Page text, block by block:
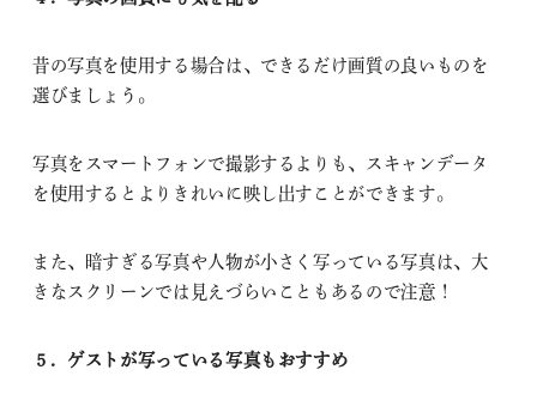
昔の写真を使用する場合は、できるだけ画質の良いものを
選びましょう。
写真をスマートフォンで撮影するよりも、スキャンデータ
を使用するとよりきれいに映し出すことができます。
また、暗すぎる写真や人物が小さく写っている写真は、大
きなスクリーンでは見えづらいこともあるので注意！
５．ゲストが写っている写真もおすすめ